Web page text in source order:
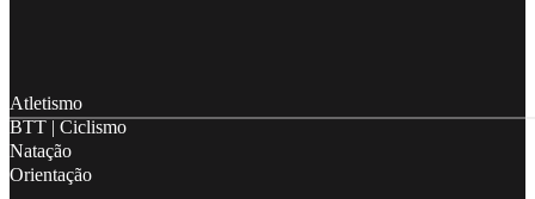
Atletismo
BTT | Ciclismo
Natação
Orientação